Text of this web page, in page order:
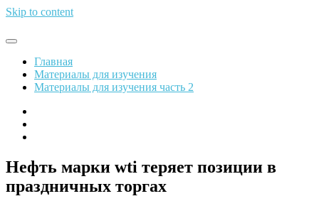
Skip to content
Обрети финансовую свободу
Главная
Материалы для изучения
Материалы для изучения часть 2
Нефть марки wti теряет позиции в
праздничных торгах